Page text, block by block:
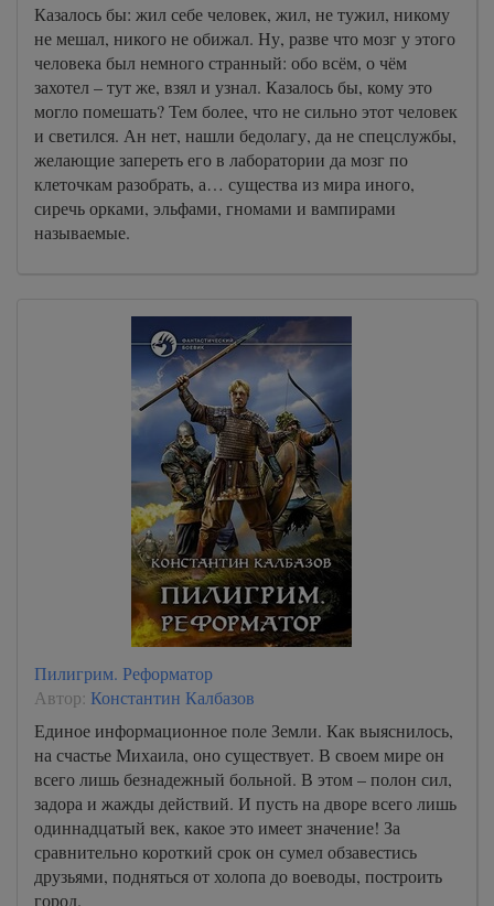
Казалось бы: жил себе человек, жил, не тужил, никому
не мешал, никого не обижал. Ну, разве что мозг у этого
человека был немного странный: обо всём, о чём
захотел – тут же, взял и узнал. Казалось бы, кому это
могло помешать? Тем более, что не сильно этот человек
и светился. Ан нет, нашли бедолагу, да не спецслужбы,
желающие запереть его в лаборатории да мозг по
клеточкам разобрать, а… существа из мира иного,
сиречь орками, эльфами, гномами и вампирами
называемые.
Пилигрим. Реформатор
Автор: Константин Калбазов
Единое информационное поле Земли. Как выяснилось,
на счастье Михаила, оно существует. В своем мире он
всего лишь безнадежный больной. В этом – полон сил,
задора и жажды действий. И пусть на дворе всего лишь
одиннадцатый век, какое это имеет значение! За
сравнительно короткий срок он сумел обзавестись
друзьями, подняться от холопа до воеводы, построить
город.